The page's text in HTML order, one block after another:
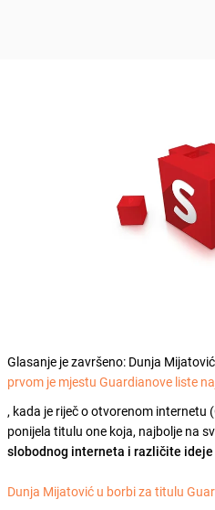
Glasanje je završeno: Dunja
prvom je mjestu Guardianove liste
, kada je riječ o otvorenom internetu
ponijela titulu one koja, najbolje na
slobodnog interneta i različite
Dunja Mijatović u borbi za titulu